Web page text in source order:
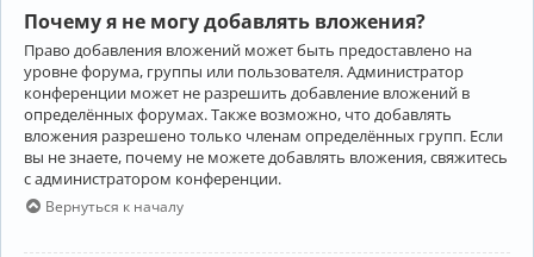
Почему я не могу добавлять вложения?
Право добавления вложений может быть предоставлено на
уровне форума, группы или пользователя. Администратор
конференции может не разрешить добавление вложений в
определённых форумах. Также возможно, что добавлять
вложения разрешено только членам определённых групп. Если
вы не знаете, почему не можете добавлять вложения, свяжитесь
с администратором конференции.
Вернуться к началу